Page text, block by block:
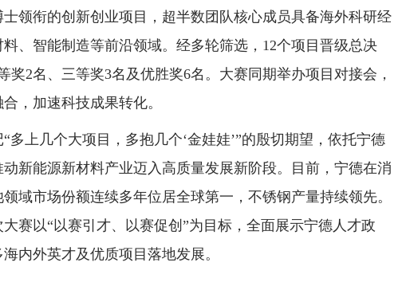
领衔的创新创业项目，超半数团队核心成员具备海外科研经
、智能制造等前沿领域。经多轮筛选，12个项目晋级总决
奖2名、三等奖3名及优胜奖6名。大赛同期举办项目对接会，
，加速科技成果转化。
多上几个大项目，多抱几个‘金娃娃’”的殷切期望，依托宁德
新能源新材料产业迈入高质量发展新阶段。目前，宁德在消
域市场份额连续多年位居全球第一，不锈钢产量持续领先。
赛以“以赛引才、以赛促创”为目标，全面展示宁德人才政
内外英才及优质项目落地发展。